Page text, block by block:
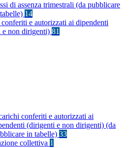
di assenza trimestrali (da pubblicare
14
e autorizzati ai dipendenti
e non dirigenti) 81
conferiti e autorizzati ai
(dirigenti e non dirigenti) (da
in tabelle) 33
collettiva 1